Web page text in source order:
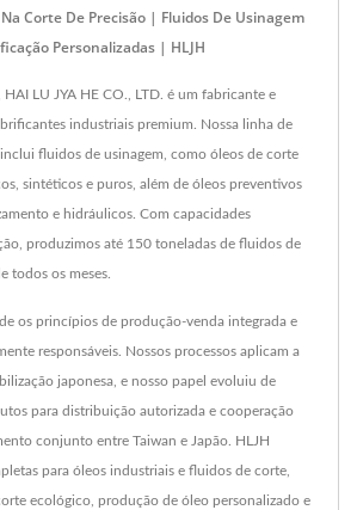
Corte De Precisão | Fluidos De Usinagem
Personalizadas | HLJH
HAI LU JYA HE CO., LTD. é um fabricante e
industriais premium. Nossa linha de
fluidos de usinagem, como óleos de corte
sintéticos e puros, além de óleos preventivos
e hidráulicos. Com capacidades
produzimos até 150 toneladas de fluidos de
todos os meses.
os princípios de produção-venda integrada e
responsáveis. Nossos processos aplicam a
japonesa, e nosso papel evoluiu de
para distribuição autorizada e cooperação
conjunto entre Taiwan e Japão. HLJH
para óleos industriais e fluidos de corte,
ecológico, produção de óleo personalizado e